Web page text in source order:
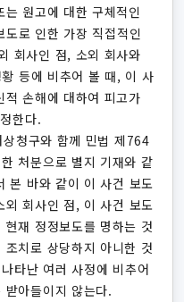
원고에 대한 구체적인
로 인한 가장 직접적인
회사인 점, 소외 회사와
등에 비추어 볼 때, 이 사
손해에 대하여 피고가
한다.
청구와 함께 민법 제764
처분으로 별지 기재와 같
본 바와 같이 이 사건 보도
외 회사인 점, 이 사건 보도
재 정정보도를 명하는 것
치로 상당하지 아니한 것
타난 여러 사정에 비추어
아들이지 않는다.